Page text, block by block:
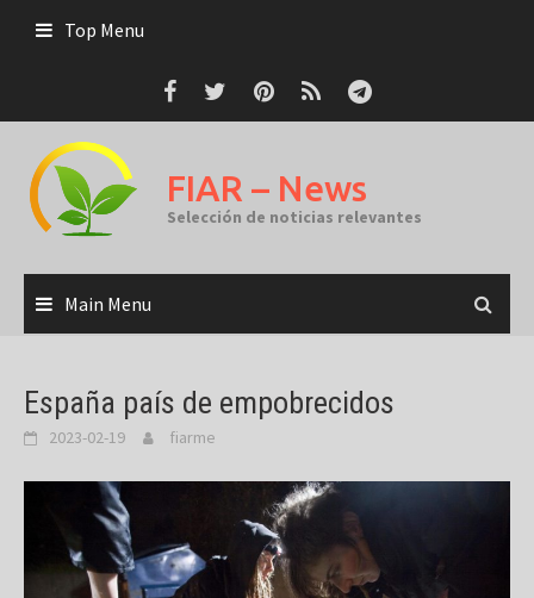
Top Menu
FIAR – News
Selección de noticias relevantes
Main Menu
España país de empobrecidos
2023-02-19 fiarme